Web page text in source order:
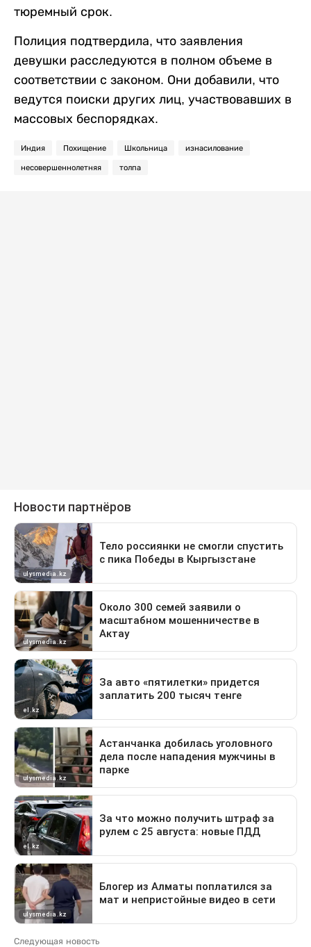
тюремный срок.
Полиция подтвердила, что заявления
девушки расследуются в полном объеме в
соответствии с законом. Они добавили, что
ведутся поиски других лиц, участвовавших в
массовых беспорядках.
Индия Похищение Школьница изнасилование
несовершеннолетняя толпа
Следующая новость